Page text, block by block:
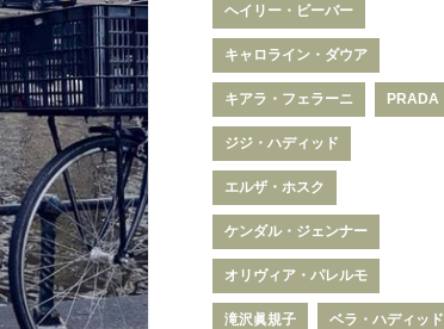
ヘイリー・ビーバー
キャロライン・ダウア
キアラ・フェラーニ PRADA
ジジ・ハディッド
エルザ・ホスク
ケンダル・ジェンナー
オリヴィア・パレルモ
滝沢眞規子 ベラ・ハディッド